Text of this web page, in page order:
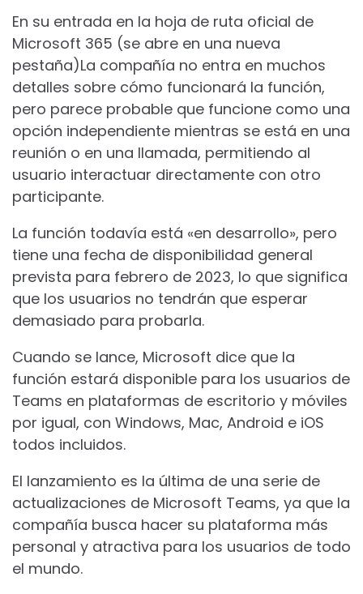
En su entrada en la hoja de ruta oficial de
Microsoft 365 (se abre en una nueva
pestaña)La compañía no entra en muchos
detalles sobre cómo funcionará la función,
pero parece probable que funcione como una
opción independiente mientras se está en una
reunión o en una llamada, permitiendo al
usuario interactuar directamente con otro
participante.
La función todavía está «en desarrollo», pero
tiene una fecha de disponibilidad general
prevista para febrero de 2023, lo que significa
que los usuarios no tendrán que esperar
demasiado para probarla.
Cuando se lance, Microsoft dice que la
función estará disponible para los usuarios de
Teams en plataformas de escritorio y móviles
por igual, con Windows, Mac, Android e iOS
todos incluidos.
El lanzamiento es la última de una serie de
actualizaciones de Microsoft Teams, ya que la
compañía busca hacer su plataforma más
personal y atractiva para los usuarios de todo
el mundo.